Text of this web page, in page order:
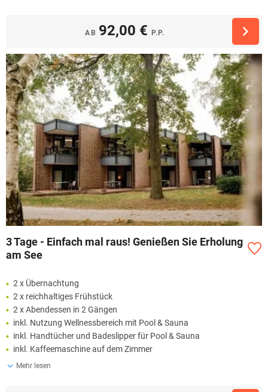
AB 92,00 € P.P.
3 Tage - Einfach mal raus! Genießen Sie Erholung
am See
2 x Übernachtung
2 x reichhaltiges Frühstück
2 x Abendessen in 2 Gängen
inkl. Nutzung Wellnessbereich mit Pool & Sauna
inkl. Handtücher und Badeslipper für Pool & Sauna
inkl. Kaffeemaschine auf dem Zimmer
Mehr lesen